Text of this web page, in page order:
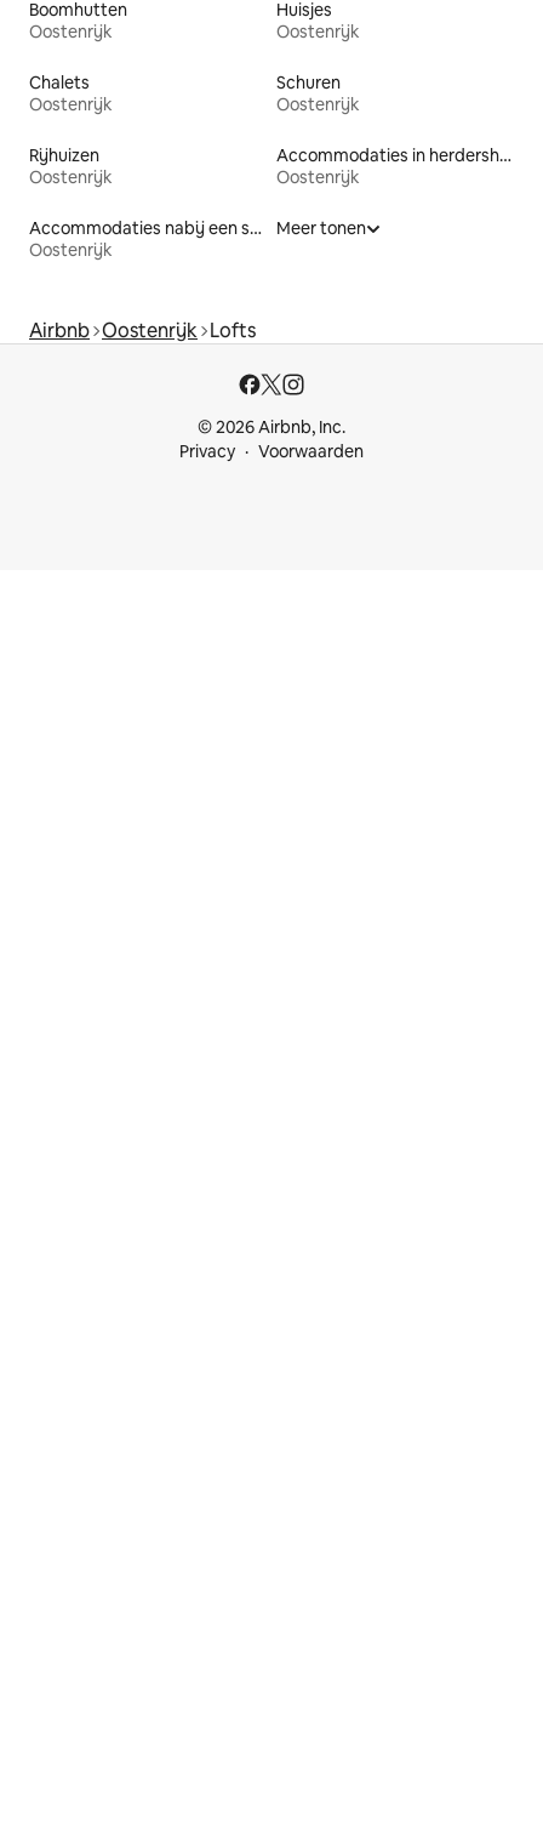
Boomhutten
Oostenrijk
Huisjes
Oostenrijk
Chalets
Oostenrijk
Schuren
Oostenrijk
Rijhuizen
Oostenrijk
Accommodaties in herdershutten
Oostenrijk
Accommodaties nabij een strand
Oostenrijk
Meer tonen
Airbnb Oostenrijk Lofts
© 2026 Airbnb, Inc.
Privacy
Voorwaarden